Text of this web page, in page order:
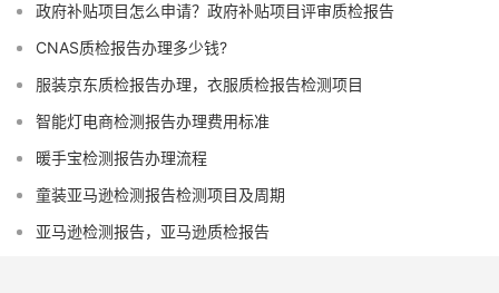
政府补贴项目怎么申请？政府补贴项目评审质检报告
CNAS质检报告办理多少钱?
服装京东质检报告办理，衣服质检报告检测项目
智能灯电商检测报告办理费用标准
暖手宝检测报告办理流程
童装亚马逊检测报告检测项目及周期
亚马逊检测报告，亚马逊质检报告